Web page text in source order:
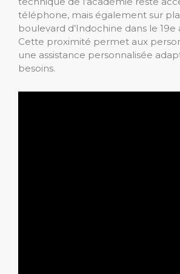
téléphone, mais également sur
boulevard d’Indochine dans le
Cette proximité permet aux
une assistance personnalisée
besoins.